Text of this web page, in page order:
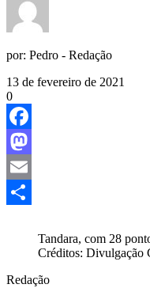
por: Pedro - Redação
13 de fevereiro de 2021
0
Facebook
Mastodon
Email
Tandara, com 28
Créditos: Divulgação
Redação